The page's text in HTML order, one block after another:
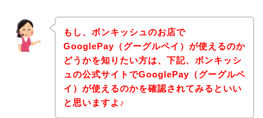
もし、ボンキッシュのお店で
GooglePay（グーグルペイ）が使えるのか
どうかを知りたい方は、下記、ボンキッシ
ュの公式サイトでGooglePay（グーグルペ
イ）が使えるのかを確認されてみるといい
と思いますよ♪